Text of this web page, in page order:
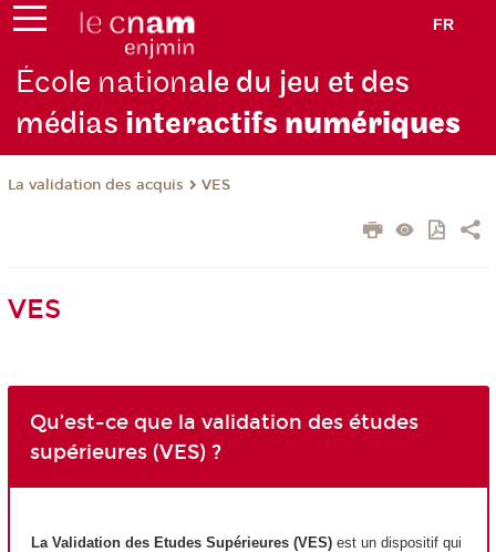
FR
École nationale du jeu et des
médias interactifs numériques
La validation des acquis VES
VES
Qu’est-ce que la validation des études
supérieures (VES) ?
La Validation des Etudes Supérieures (VES) est un dispositif qui